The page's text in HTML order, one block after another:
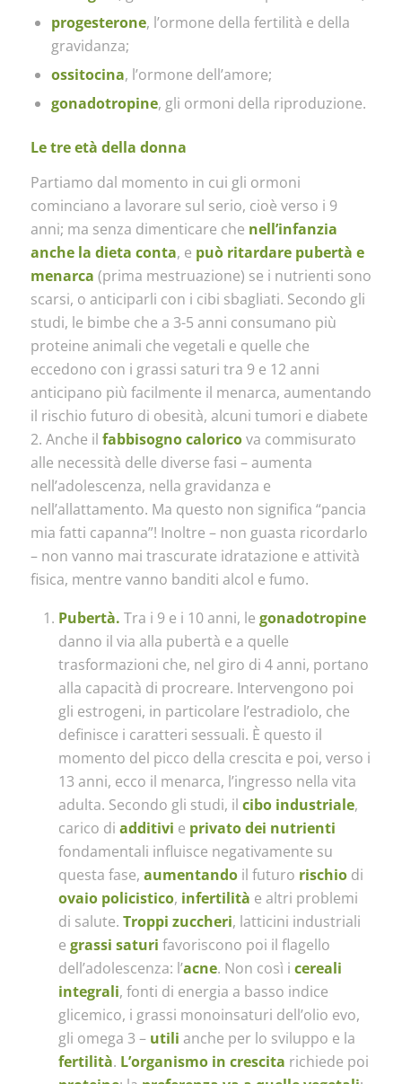
progesterone, l’ormone della fertilità e della
gravidanza;
ossitocina, l’ormone dell’amore;
gonadotropine, gli ormoni della riproduzione.
Le tre età della donna
Partiamo dal momento in cui gli ormoni
cominciano a lavorare sul serio, cioè verso i 9
anni; ma senza dimenticare che nell’infanzia
anche la dieta conta, e può ritardare pubertà e
menarca (prima mestruazione) se i nutrienti sono
scarsi, o anticiparli con i cibi sbagliati. Secondo gli
studi, le bimbe che a 3-5 anni consumano più
proteine animali che vegetali e quelle che
eccedono con i grassi saturi tra 9 e 12 anni
anticipano più facilmente il menarca, aumentando
il rischio futuro di obesità, alcuni tumori e diabete
2. Anche il fabbisogno caloricova commisurato
alle necessità delle diverse fasi – aumenta
nell’adolescenza, nella gravidanza e
nell’allattamento. Ma questo non significa “pancia
mia fatti capanna”! Inoltre – non guasta ricordarlo
– non vanno mai trascurate idratazione e attività
fisica, mentre vanno banditi alcol e fumo.
Pubertà. Tra i 9 e i 10 anni, le gonadotropine
danno il via alla pubertà e a quelle
trasformazioni che, nel giro di 4 anni, portano
alla capacità di procreare. Intervengono poi
gli estrogeni, in particolare l’estradiolo, che
definisce i caratteri sessuali. È questo il
momento del picco della crescita e poi, verso i
13 anni, ecco il menarca, l’ingresso nella vita
adulta. Secondo gli studi, il cibo industriale,
carico di additivi e privato dei nutrienti
fondamentali influisce negativamente su
questa fase, aumentando il futuro rischiodi
ovaio policistico, infertilità e altri problemi
di salute. Troppi zuccheri, latticini industriali
e grassi saturi favoriscono poi il flagello
dell’adolescenza: l’acne. Non così i cereali
integrali, fonti di energia a basso indice
glicemico, i grassi monoinsaturi dell’olio evo,
gli omega 3 – utili anche per lo sviluppo e la
fertilità. L’organismo in crescita richiede poi